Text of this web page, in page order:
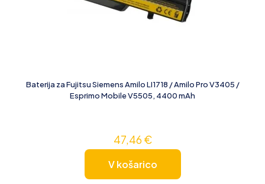
Baterija za Fujitsu Siemens Amilo LI1718 / Amilo Pro V3405 /
Esprimo Mobile V5505, 4400 mAh
47,46€
V košarico